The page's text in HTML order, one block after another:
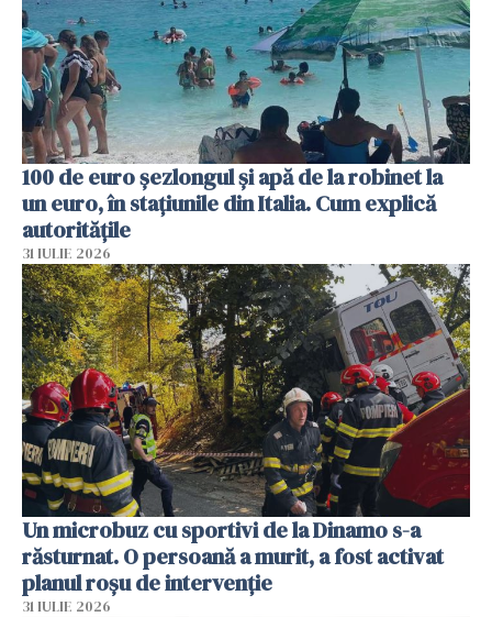
100 de euro șezlongul și apă de la robinet la
un euro, în stațiunile din Italia. Cum explică
autoritățile
31 IULIE 2026
Un microbuz cu sportivi de la Dinamo s-a
răsturnat. O persoană a murit, a fost activat
planul roșu de intervenție
31 IULIE 2026